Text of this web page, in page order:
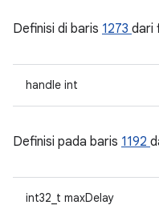
Definisi di baris 1273 dari
handle int
Definisi pada baris 1192
int32_t maxDelay